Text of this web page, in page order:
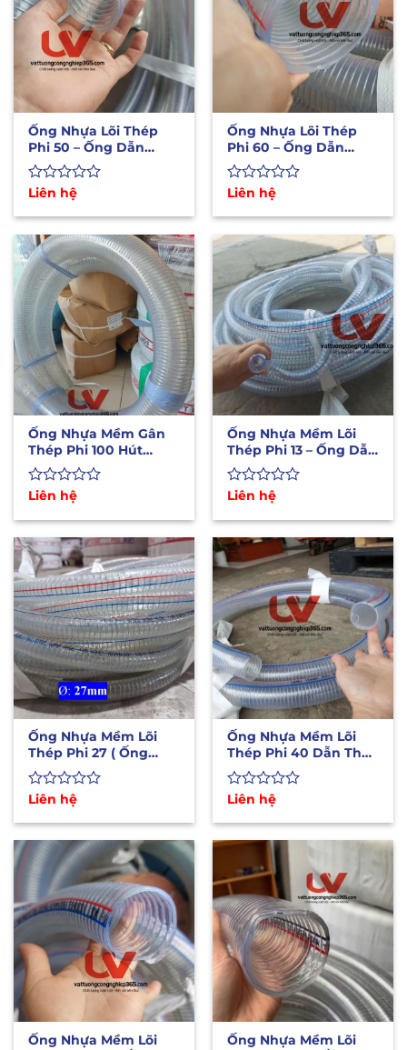
Ống Nhựa Lõi Thép
Phi 50 – Ống Dẫn
Xăng Dầu Hóa Chất
Lỏng
Được
hạng
0
5
sao
Liên hệ
Ống Nhựa Lõi Thép
Phi 60 – Ống Dẫn
Xăng Dầu Hóa Chất
Lỏng
Được
hạng
0
5
Liên hệ
Ống Nhựa Mềm Gân
Thép Phi 100 Hút
Nước, Xăng Dầu, Hóa
Chất
Được
hạng
0
5
sao
Liên hệ
Ống Nhựa Mềm Lõi
Thép Phi 13 – Ống Dẫn
Hóa Chất Xăng Dầu
Được
hạng
0
5
sao
Liên hệ
Ống Nhựa Mềm Lõi
Thép Phi 27 ( Ống
Dẫn Hóa Chất Xăng
Dầu)
Được
hạng
0
sao
Liên hệ
Ống Nhựa Mềm Lõi
Thép Phi 40 Dẫn Thực
Phẩm, Dầu, Hóa Chất
Được
hạng
0
sao
Liên hệ
Ống Nhựa Mềm Lõi
Ống Nhựa Mềm Lõi